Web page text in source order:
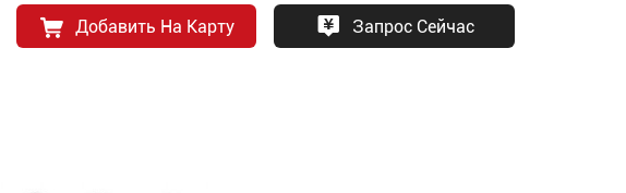
Добавить На Карту Запрос Сейчас